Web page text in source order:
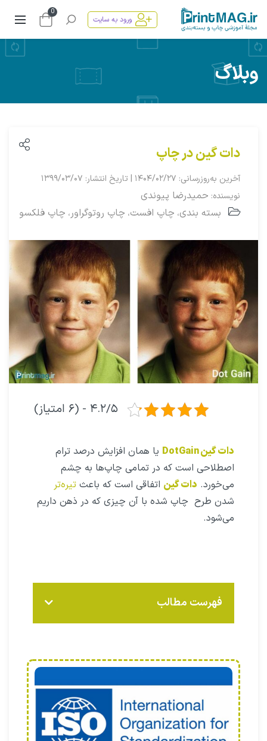
ورود به سایت
0
وبلاگ
دات ‌گین در چاپ
آخرین به‌روزرسانی: ۱۴۰۴/۰۲/۲۷ | تاریخ انتشار: ۱۳۹۹/۰۳/۰۷
نویسنده: حمیدرضا پیوندی
بسته بندی، چاپ افست، چاپ روتوگراور، چاپ فلکسو
۴.۲/۵ - (۶ امتیاز)
دات ‌گین DotGain
یا همان افزایش درصد ترام
اصطلاحی است که در تمامی چاپ‌ها به چشم
می‌خورد. دات ‌گین اتفاقی است که باعث تیره‌تر
شدن طرح چاپ شده با آن چیزی که در ذهن داریم
می‌شود.
فهرست مطالب